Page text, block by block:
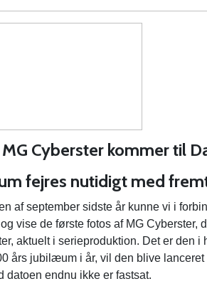
Cyberster kommer til
fejres nutidigt med
af september sidste år kunne vi i
vise de første fotos af MG Cyberster,
aktuelt i serieproduktion. Det er den
års jubilæum i år, vil den blive
datoen endnu ikke er fastsat.